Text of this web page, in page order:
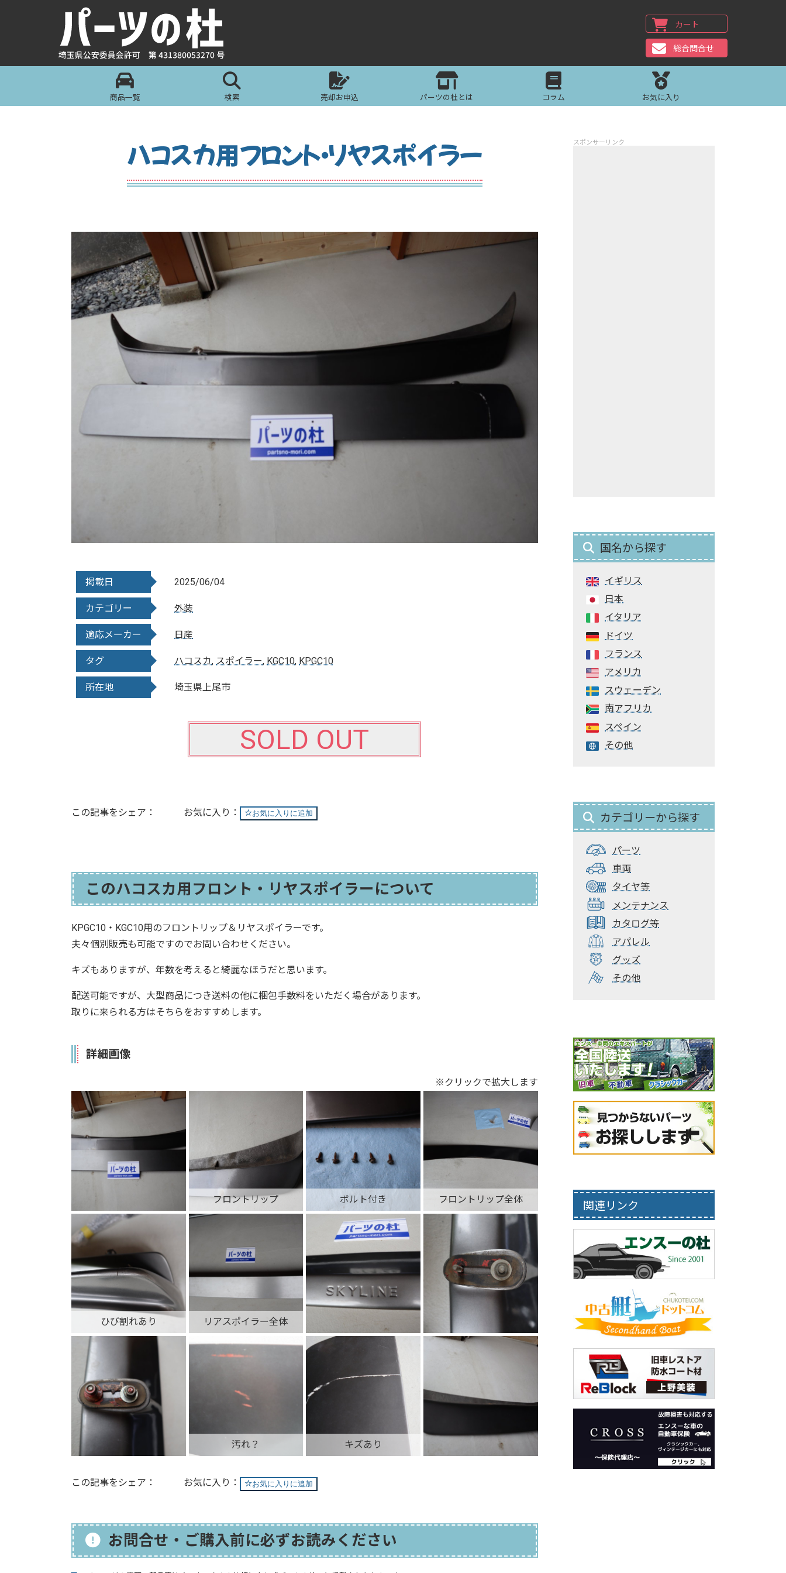
カート
総合問合せ
商品一覧 検索 売却お申込 パーツの杜とは コラム お気に入り
ハコスカ用フロント・リヤスポイラー
掲載日 2025/06/04
カテゴリー 外装
適応メーカー 日産
タグ ハコスカ, スポイラー, KGC10, KPGC10
所在地 埼玉県上尾市
SOLD OUT
この記事をシェア： お気に入りに追加
このハコスカ用フロント・リヤスポイラーについて
KPGC10・KGC10用のフロントリップ＆リヤスポイラーです。
夫々個別販売も可能ですのでお問い合わせください。
キズもありますが、年数を考えると綺麗なほうだと思います。
配送可能ですが、大型商品につき送料の他に梱包手数料をいただく場合があります。
取りに来られる方はそちらをおすすめします。
詳細画像
※クリックで拡大します
フロントリップ ボルト付き フロントリップ全体
ひび割れあり リアスポイラー全体
汚れ？ キズあり
お気に入りに追加
この記事をシェア：
お問合せ・ご購入前に必ずお読みください
スポンサーリンク
国名から探す
イギリス
日本
イタリア
ドイツ
フランス
アメリカ
スウェーデン
南アフリカ
スペイン
その他
カテゴリーから探す
パーツ
車両
タイヤ等
メンテナンス
カタログ等
アパレル
グッズ
その他
関連リンク